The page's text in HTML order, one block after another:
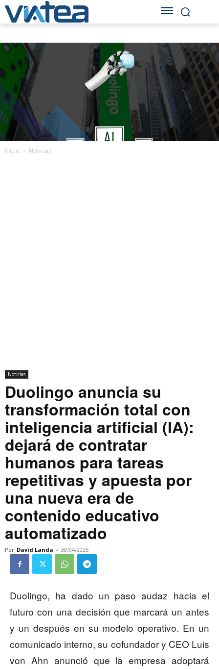
Inicio Noticias
Noticias
Duolingo anuncia su
transformación total con
inteligencia artificial (IA):
dejará de contratar
humanos para tareas
repetitivas y apuesta por
una nueva era de
contenido educativo
automatizado
Por David Landa - 30/04/2025
Duolingo, ha dado un paso audaz hacia el
futuro con una decisión que marcará un antes
y un después en su modelo operativo. En un
comunicado interno, su cofundador y CEO Luis
von Ahn anunció que la empresa adoptará